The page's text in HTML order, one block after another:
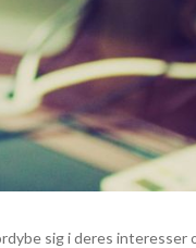
sig i deres interesser